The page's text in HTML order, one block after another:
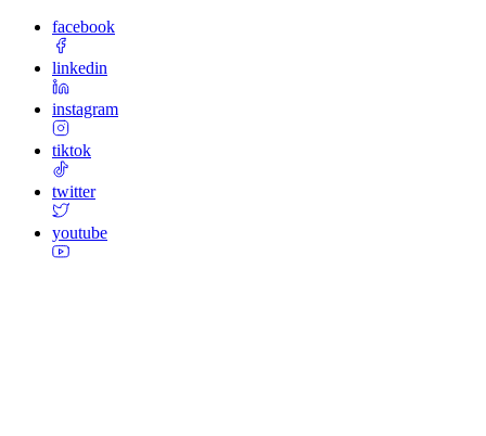
facebook
linkedin
instagram
tiktok
twitter
youtube